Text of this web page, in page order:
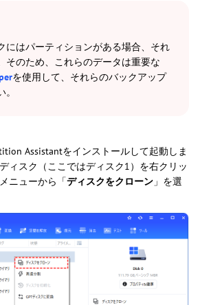
にはパーティションがある場合、それ
そのため、これらのデータは重要な
を使用して、それらのバックアップ
Assistantをインストールして起動しま
ィスク（ここではディスク1）を右クリッ
ニューから「ディスクをクローン 」を選